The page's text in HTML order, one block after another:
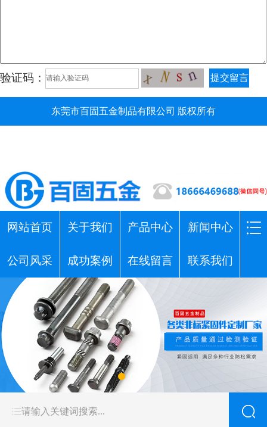
验证码： 提交留言
东莞市百固五金制品有限公司 版权所有
网站首页 关于我们 产品中心 新闻中心
公司风采 成功案例 在线留言 联系我们